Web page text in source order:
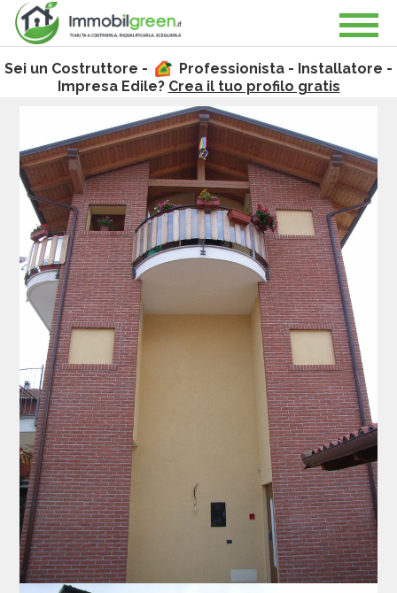
Sei un Costruttore -
Professionista - Installatore -
Impresa Edile? Crea il tuo profilo gratis